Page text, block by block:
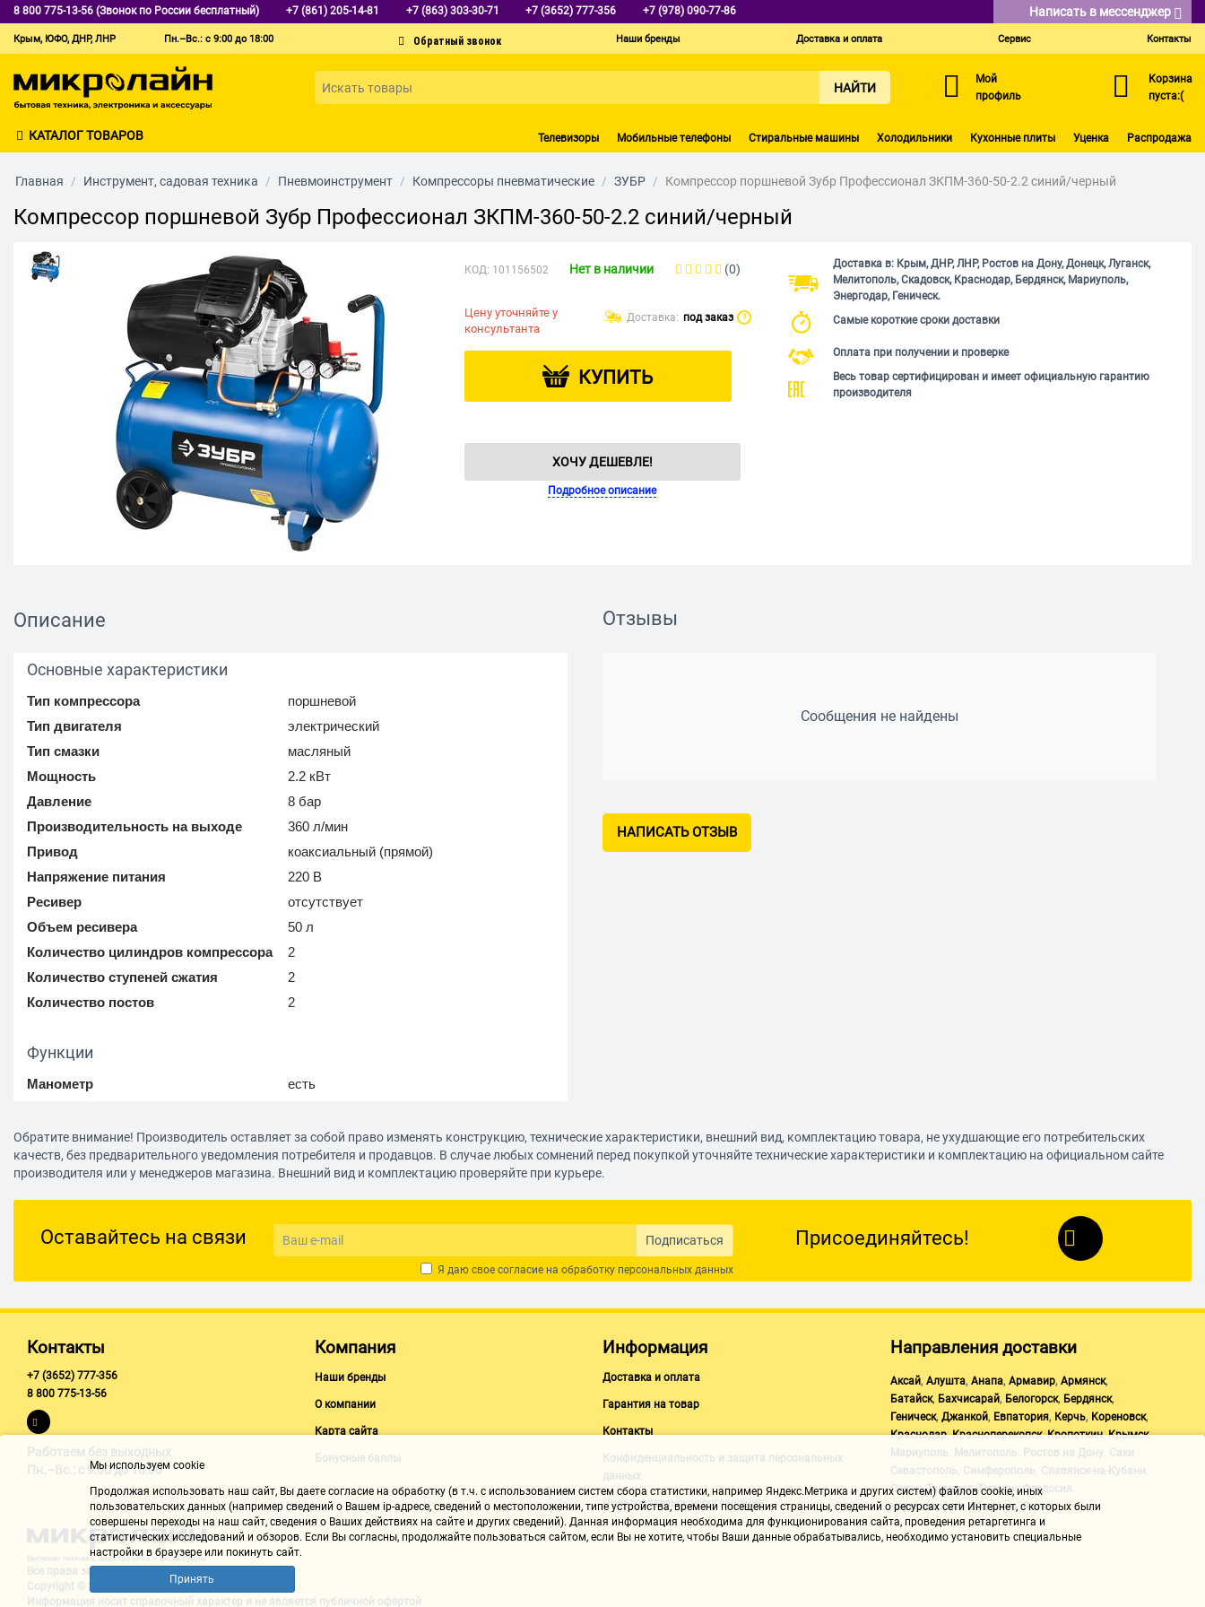
8 800 775-13-56 (Звонок по России бесплатный) +7 (861) 205-14-81 +7 (863) 303-30-71 +7 (3652) 777-356 +7 (978) 090-77-86 Написать в мессенджер
Крым, ЮФО, ДНР, ЛНР Пн.–Вс.: с 9:00 до 18:00 Наши бренды Доставка и оплата Сервис Контакты
НАЙТИ
Мой
профиль
Корзина
пуста:(
КАТАЛОГ ТОВАРОВ Телевизоры Мобильные телефоны Стиральные машины Холодильники Кухонные плиты Уценка Распродажа
Главная / Инструмент, садовая техника / Пневмоинструмент / Компрессоры пневматические / ЗУБР / Компрессор поршневой Зубр Профессионал ЗКПМ-360-50-2.2 синий/черный
Компрессор поршневой Зубр Профессионал ЗКПМ-360-50-2.2 синий/черный
КОД: 101156502 Нет в наличии (0)
Цену уточняйте у
консультанта
Доставка: под заказ ?
КУПИТЬ
ХОЧУ ДЕШЕВЛЕ!
Подробное описание
Доставка в: Крым, ДНР, ЛНР, Ростов на Дону, Донецк, Луганск,
Мелитополь, Скадовск, Краснодар, Бердянск, Мариуполь,
Энергодар, Геническ.
Самые короткие сроки доставки
Оплата при получении и проверке
Весь товар сертифицирован и имеет официальную гарантию
производителя
Описание
Основные характеристики
Тип компрессора
поршневой
Тип двигателя
электрический
Тип смазки
масляный
Мощность
2.2 кВт
Давление
8 бар
Производительность на выходе
360 л/мин
Привод
коаксиальный (прямой)
Напряжение питания
220 В
Ресивер
отсутствует
Объем ресивера
50 л
Количество цилиндров компрессора
2
Количество ступеней сжатия
2
Количество постов
2
Функции
Манометр есть
Конструкция
Транспортировка
два колеса
Дополнительно
Отзывы
Сообщения не найдены
НАПИСАТЬ ОТЗЫВ
Обратите внимание! Производитель оставляет за собой право изменять конструкцию, технические характеристики, внешний вид, комплектацию товара, не ухудшающие его потребительских
качеств, без предварительного уведомления потребителя и продавцов. В случае любых сомнений перед покупкой уточняйте технические характеристики и комплектацию на официальном сайте
производителя или у менеджеров магазина. Внешний вид и комплектацию проверяйте при курьере.
Оставайтесь на связи Подписаться
Я даю свое согласие на обработку персональных данных
Присоединяйтесь!
Контакты
+7 (3652) 777-356
8 800 775-13-56
Работаем без выходных
Пн.–Вс.: с 9:00 до 18:00
Компания
Наши бренды
О компании
Карта сайта
Бонусные баллы
Информация
Доставка и оплата
Гарантия на товар
Контакты
Конфиденциальность и защита персональных
данных
Пользовательское соглашение
Направления доставки
Аксай, Алушта, Анапа, Армавир, Армянск,
Батайск, Бахчисарай, Белогорск, Бердянск,
Геническ, Джанкой, Евпатория, Керчь, Кореновск,
Краснодар,Красноперекопск,Кропоткин,Крымск,
Мариуполь Мелитополь Ростов на Дону Саки
Севастополь Симферополь Славянск-на-Кубани
Судак,Таганрог,Темрюк,Феодосия
Черноморское ,Щелкино,Ялта
Все права защищены "Микролайн"
Copyright © 2002-2026
Информация носит справочный характер и не является публичной офертой
Мы используем cookie
Продолжая использовать наш cайт, Вы даете согласие на обработку (в т.ч. с использованием систем сбора статистики, например Яндекс.Метрика и других систем) файлов cookie, иных
пользовательских данных (например сведений о Вашем ip-адресе, сведений о местоположении, типе устройства, времени посещения страницы, сведений о ресурсах сети Интернет, с которых были
совершены переходы на наш сайт, сведения о Ваших действиях на сайте и других сведений). Данная информация необходима для функционирования сайта, проведения ретаргетинга и
статистических исследований и обзоров. Если Вы согласны, продолжайте пользоваться сайтом, если Вы не хотите, чтобы Ваши данные обрабатывались, необходимо установить специальные
настройки в браузере или покинуть сайт.
Принять